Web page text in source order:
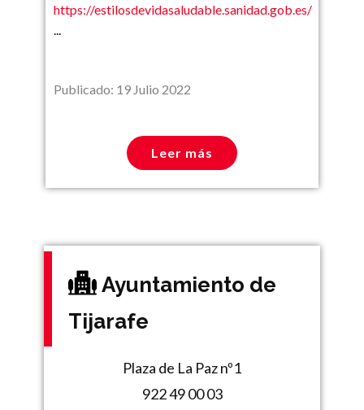
https://estilosdevidasaludable.sanidad.gob.es/
...
Publicado: 19 Julio 2022
Leer más
Ayuntamiento de
Tijarafe
Plaza de La Paz nº1
922 49 00 03